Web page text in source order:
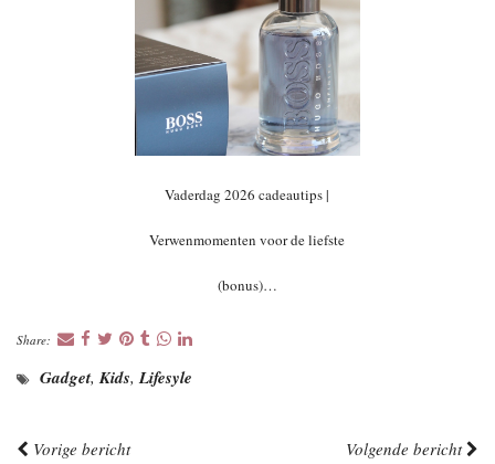
Vaderdag 2026 cadeautips |
Verwenmomenten voor de liefste
(bonus)…
Share:
Gadget,Kids,Lifesyle
Vorige bericht
Volgende bericht